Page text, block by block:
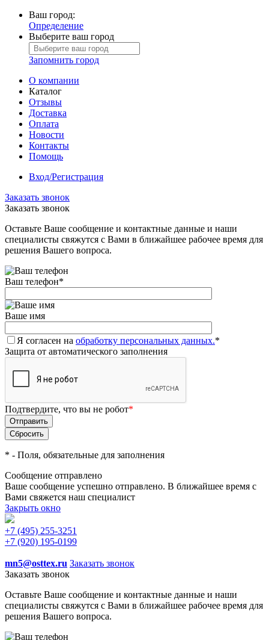
Ваш город:
Определение
Выберите ваш город
Запомнить город
О компании
Каталог
Отзывы
Доставка
Оплата
Новости
Контакты
Помощь
Вход/Регистрация
Заказать звонок
Заказать звонок
Оставьте Ваше сообщение и контактные данные и наши
специалисты свяжутся с Вами в ближайшее рабочее время для
решения Вашего вопроса.
Ваш телефон*
Ваше имя
Я согласен на обработку персональных данных.*
Защита от автоматического заполнения
Подтвердите, что вы не робот*
* - Поля, обязательные для заполнения
Сообщение отправлено
Ваше сообщение успешно отправлено. В ближайшее время с
Вами свяжется наш специалист
Закрыть окно
+7 (495) 255-3251
+7 (920) 195-0199
mn5@osttex.ru Заказать звонок
Заказать звонок
Оставьте Ваше сообщение и контактные данные и наши
специалисты свяжутся с Вами в ближайшее рабочее время для
решения Вашего вопроса.